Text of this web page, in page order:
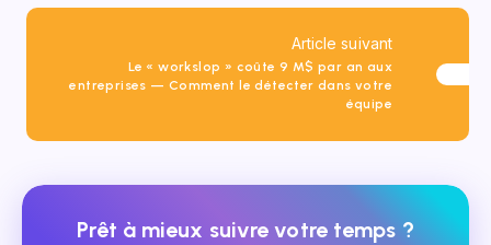
Article suivant
Le « workslop » coûte 9 M$ par an aux
entreprises — Comment le détecter dans votre
équipe
Prêt à mieux suivre votre temps ?